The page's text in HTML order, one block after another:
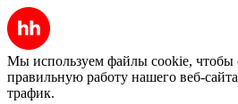
Мы используем файлы cookie, чтобы
правильную работу нашего веб-
трафик.